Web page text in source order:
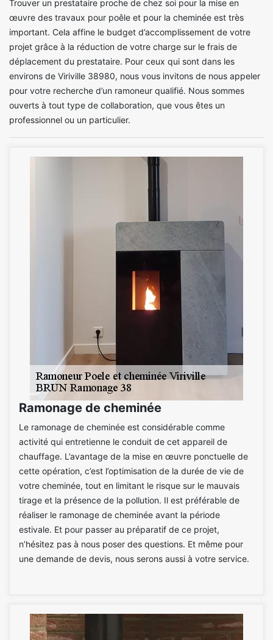
Trouver un prestataire proche de chez soi pour la mise en
œuvre des travaux pour poêle et pour la cheminée est très
important. Cela affine le budget d’accomplissement de votre
projet grâce à la réduction de votre charge sur le frais de
déplacement du prestataire. Pour ceux qui sont dans les
environs de Viriville 38980, nous vous invitons de nous appeler
pour votre recherche d’un ramoneur qualifié. Nous sommes
ouverts à tout type de collaboration, que vous êtes un
professionnel ou un particulier.
Ramonage de cheminée
Le ramonage de cheminée est considérable comme
activité qui entretienne le conduit de cet appareil de
chauffage. L’avantage de la mise en œuvre ponctuelle de
cette opération, c’est l’optimisation de la durée de vie de
votre cheminée, tout en limitant le risque sur le mauvais
tirage et la présence de la pollution. Il est préférable de
réaliser le ramonage de cheminée avant la période
estivale. Et pour passer au préparatif de ce projet,
n’hésitez pas à nous poser des questions. Et même pour
une demande de devis, nous serons aussi à votre service.